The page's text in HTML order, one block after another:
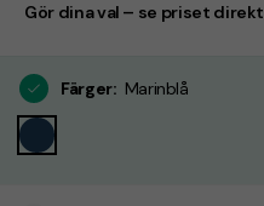
Gör dina val – se priset direkt
Färger: Marinblå